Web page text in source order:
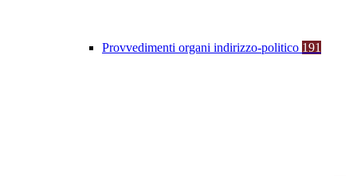
Provvedimenti organi indirizzo-politico 191